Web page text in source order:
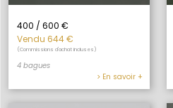
400 / 600 €
Vendu 644 €
(Commissions d'achat incluses)
4 bagues
> En savoir +